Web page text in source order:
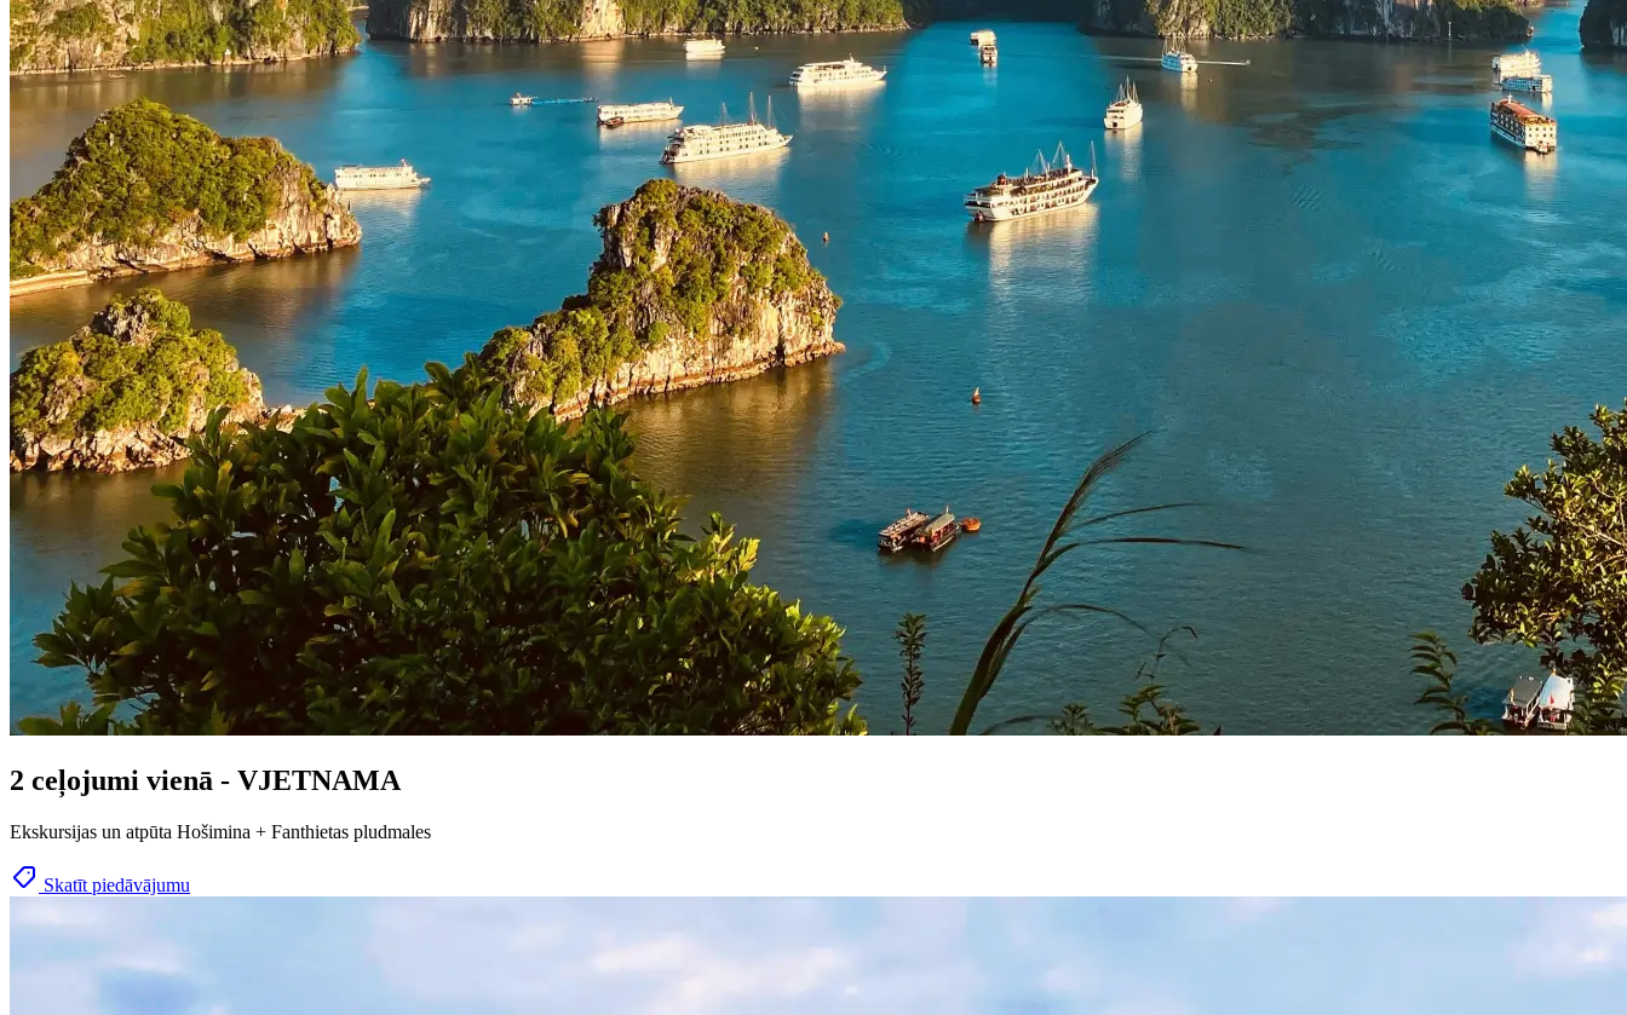
2 ceļojumi vienā - VJETNAMA
Ekskursijas un atpūta Hošimina + Fanthietas pludmales
Skatīt piedāvājumu